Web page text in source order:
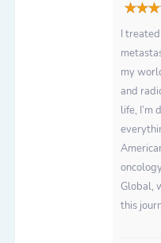
I
my
and
life, I’m
Global,
this